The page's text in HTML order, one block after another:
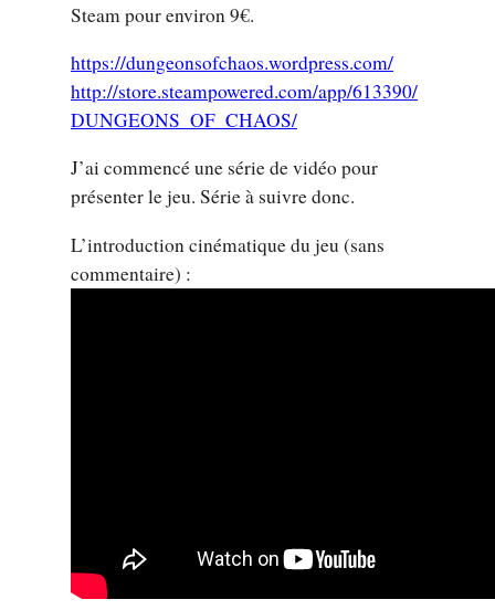
Steam pour environ 9€.
https://dungeonsofchaos.wordpress.com/
http://store.steampowered.com/app/613390/
DUNGEONS_OF_CHAOS/
J’ai commencé une série de vidéo pour
présenter le jeu. Série à suivre donc.
L’introduction cinématique du jeu (sans
commentaire) :